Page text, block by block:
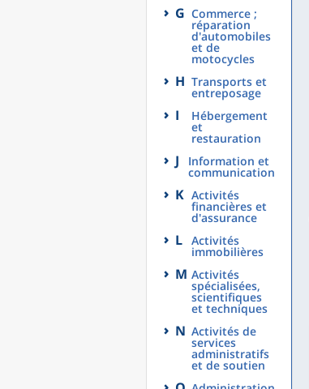
G Commerce ;
réparation
d'automobiles
et de
motocycles
H Transports et
entreposage
I Hébergement
et
restauration
J Information et
communication
K Activités
financières et
d'assurance
L Activités
immobilières
M Activités
spécialisées,
scientifiques
et techniques
N Activités de
services
administratifs
et de soutien